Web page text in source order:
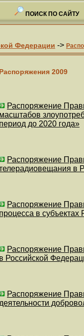
ПОИСК ПО САЙТУ
Федерации ->
Распоряжения 2009
Распоряжение
масштабов
период до 2020 года»
Распоряжение
в
Распоряжение
процесса в
Распоряжение
в Российской
Распоряжение
деятельности